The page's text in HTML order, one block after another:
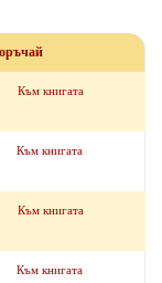
Към книгата
Към книгата
Към книгата
Към книгата